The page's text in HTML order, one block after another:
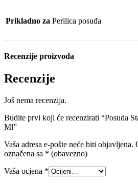
Prikladno za Perilica posuđa
Recenzije proizvoda
Recenzije
Još nema recenzija.
Budite prvi koji će recenzirati “Posuda
Ml”
Vaša adresa e-pošte neće biti objavljena.
označena sa * (obavezno)
Vaša ocjena *